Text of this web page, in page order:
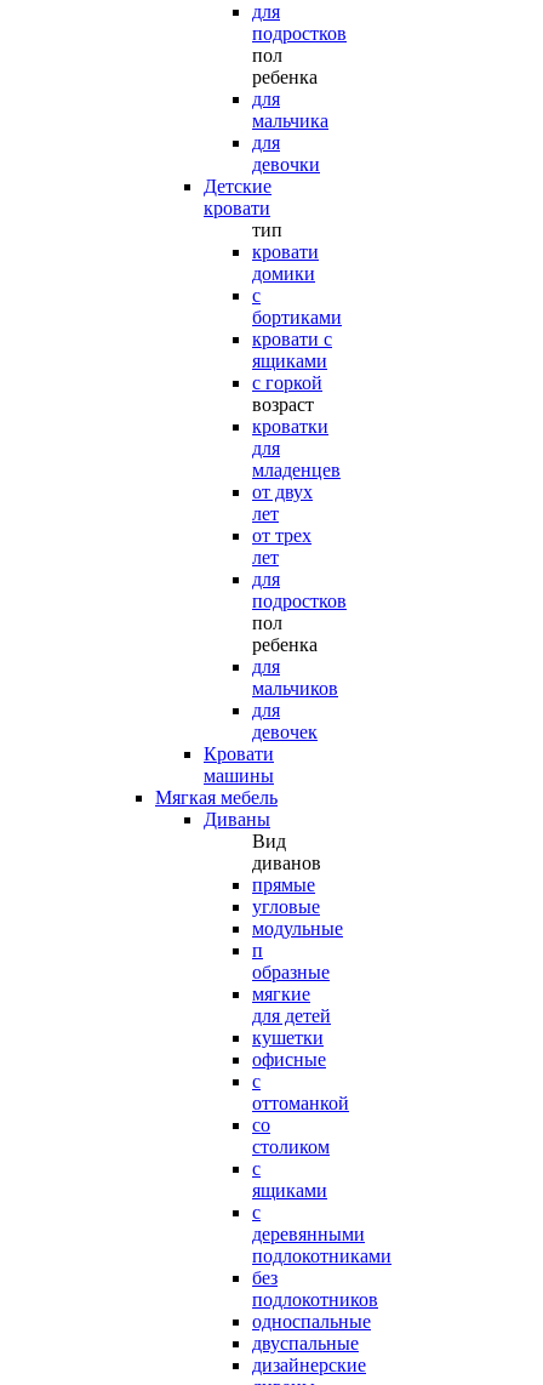
для
подростков
пол
ребенка
для
мальчика
для
девочки
Детские
кровати
тип
кровати
домики
с
бортиками
кровати с
ящиками
с горкой
возраст
кроватки
для
младенцев
от двух
лет
от трех
лет
для
подростков
пол
ребенка
для
мальчиков
для
девочек
Кровати
машины
Мягкая мебель
Диваны
Вид
диванов
прямые
угловые
модульные
п
образные
мягкие
для детей
кушетки
офисные
с
оттоманкой
со
столиком
с
ящиками
с
деревянными
подлокотниками
без
подлокотников
односпальные
двуспальные
дизайнерские